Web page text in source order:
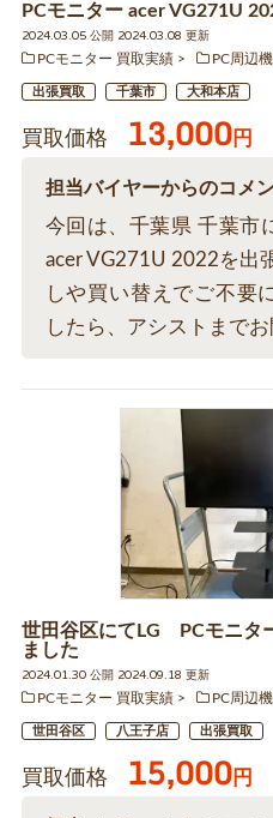
PCモニター acer VG271U
2024.03.05 公開 2024.03.08 更新
PCモニター 買取実績
PC周辺
出張買取 千葉市 大和本店
買取価格 13,000円
担当バイヤーからのコメ
今回は、千葉県 千葉市
acer VG271U 2022を出
しや買い替えでご不要
したら、アシストまでお
世田谷区にてLG PCモニタ
ました
2024.01.30 公開 2024.09.18 更新
PCモニター 買取実績
PC周辺
世田谷区 八王子店 出張買取
買取価格 15,000円